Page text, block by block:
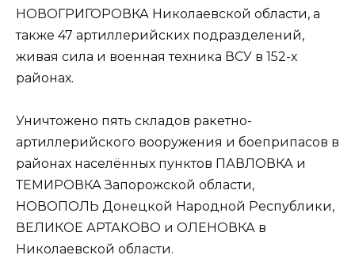
НОВОГРИГОРОВКА Николаевской области, а
также 47 артиллерийских подразделений,
живая сила и военная техника ВСУ в 152-х
районах.
Уничтожено пять складов ракетно-
артиллерийского вооружения и боеприпасов в
районах населённых пунктов ПАВЛОВКА и
ТЕМИРОВКА Запорожской области,
НОВОПОЛЬ Донецкой Народной Республики,
ВЕЛИКОЕ АРТАКОВО и ОЛЕНОВКА в
Николаевской области.